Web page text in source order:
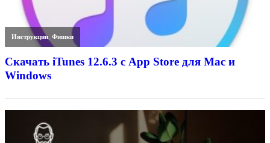
Инструкции,Фишки
Скачать iTunes 12.6.3 с App Store для Mac и
Windows